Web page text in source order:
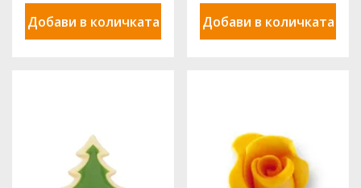
Добави в количката Добави в количката